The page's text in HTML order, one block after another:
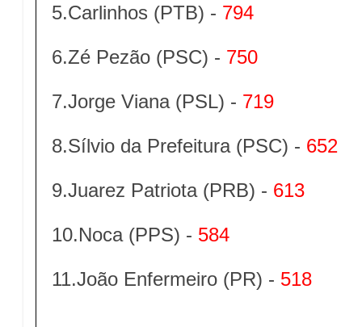
5.Carlinhos (PTB) - 794
6.Zé Pezão (PSC) - 750
7.Jorge Viana (PSL) - 719
8.Sílvio da Prefeitura (PSC) - 652
9.Juarez Patriota (PRB) - 613
10.Noca (PPS) - 584
11.João Enfermeiro (PR) - 518